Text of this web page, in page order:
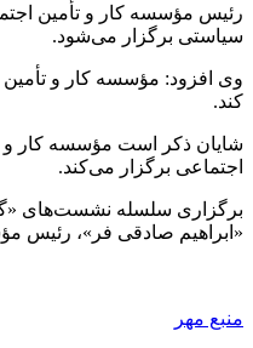
رئیس مؤسسه کار و تأمین
سیاستی برگزار می‌شود.
وی افزود: مؤسسه کار و
کند.
شایان ذکر است مؤسسه کار و
اجتماعی برگزار می‌کند.
برگزاری سلسله نشست‌های
«ابراهیم صادقی فر»، رئیس
منبع مهر